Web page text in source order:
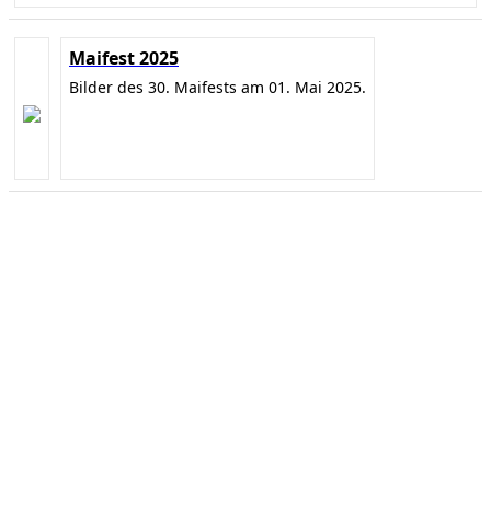
Maifest 2025
Bilder des 30. Maifests am 01. Mai 2025.